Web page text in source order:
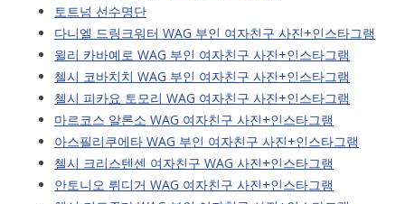
토트넘 선수명단
다니엘 드링크워터 WAG 부인 여자친구 사진+인스타그램
윌리 카바예로 WAG 부인 여자친구 사진+인스타그램
첼시 코바치치 WAG 부인 여자친구 사진+인스타그램
첼시 피카요 토모리 WAG 여자친구 사진+인스타그램
마르코스 알론소 WAG 여자친구 사진+인스타그램
아스필리쿠에타 WAG 부인 여자친구 사진+인스타그램
첼시 크리스텐센 여자친구 WAG 사진+인스타그램
안토니오 뤼디거 WAG 여자친구 사진+인스타그램